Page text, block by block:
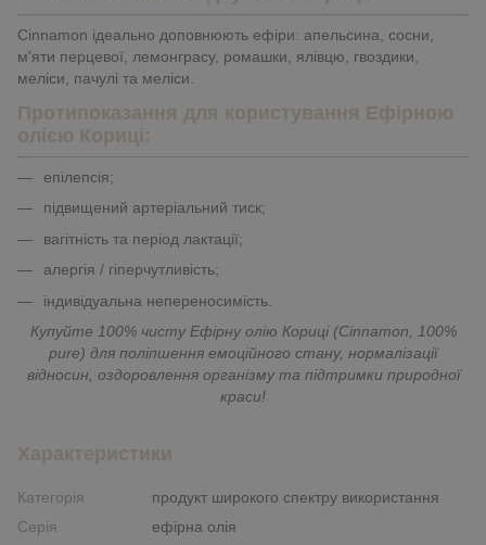
Сinnamon ідеально доповнюють ефіри: апельсина, сосни,
м'яти перцевої, лемонграсу, ромашки, ялівцю, гвоздики,
меліси, пачулі та меліси.
Протипоказання для користування Ефірною
олією Кориці:
епілепсія;
підвищений артеріальний тиск;
вагітність та період лактації;
алергія / гіперчутливість;
індивідуальна непереносимість.
Купуйте 100% чисту Ефірну олію Кориці (Сinnamon, 100%
pure) для поліпшення емоційного стану, нормалізації
відносин, оздоровлення організму та підтримки природної
краси!
Характеристики
Категорія
продукт широкого спектру використання
Серія
ефірна олія